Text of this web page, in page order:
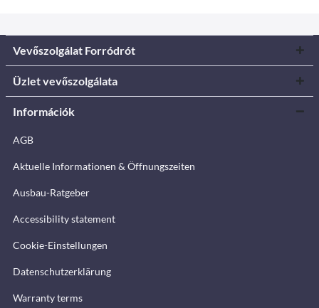
Vevőszolgálat Forródrót
Üzlet vevőszolgálata
Információk
AGB
Aktuelle Informationen & Öffnungszeiten
Ausbau-Ratgeber
Accessibility statement
Cookie-Einstellungen
Datenschutzerklärung
Warranty terms